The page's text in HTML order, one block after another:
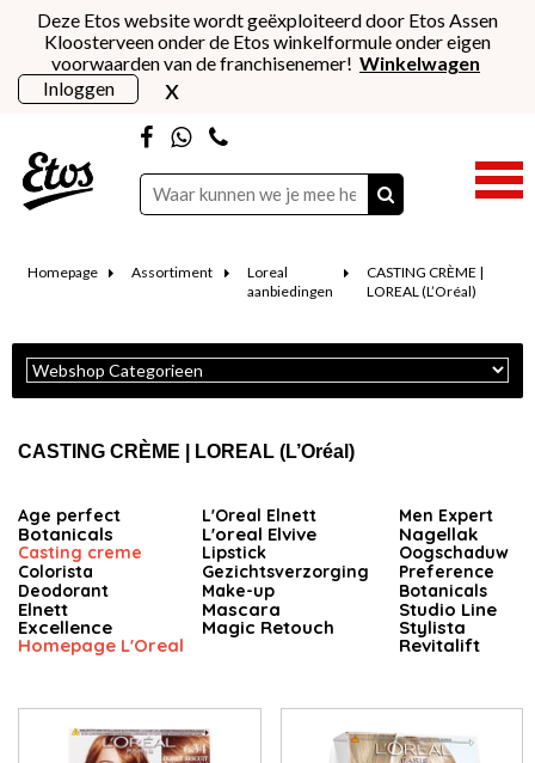
Deze Etos website wordt geëxploiteerd door Etos Assen
Kloosterveen onder de Etos winkelformule onder eigen
voorwaarden van de franchisenemer! Winkelwagen
Inloggen
x
Homepage Assortiment
Loreal
aanbiedingen
CASTING CRÈME |
LOREAL (L’Oréal)
CASTING CRÈME | LOREAL (L’Oréal)
Age perfect L'Oreal Elnett Men Expert
Botanicals L'oreal Elvive Nagellak
Casting creme Lipstick
Oogschaduw
Colorista
Gezichtsverzorging
Preference
Deodorant
Make-up Botanicals
Elnett Mascara Studio Line
Excellence Magic Retouch Stylista
Homepage L'Oreal Revitalift